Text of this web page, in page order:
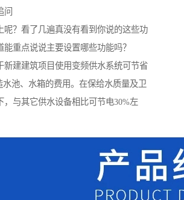
问
呢？看了几遍真没有看到你说的这些功
能重点说说主要设置哪些功能吗？
新建建筑项目使用变频供水系统可节省
水池、水箱的费用。在保给水质量及卫
，与其它供水设备相比可节电30%左